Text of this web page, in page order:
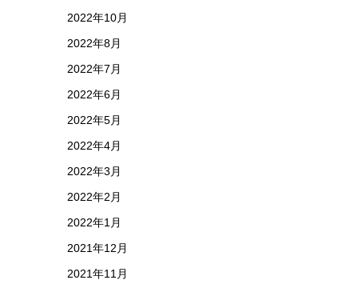
2022年10月
2022年8月
2022年7月
2022年6月
2022年5月
2022年4月
2022年3月
2022年2月
2022年1月
2021年12月
2021年11月